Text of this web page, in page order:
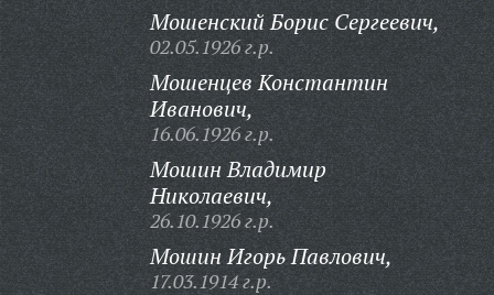
Мошенский Борис Сергеевич,
02.05.1926 г.р.
Мошенцев Константин
Иванович,
16.06.1926 г.р.
Мошин Владимир
Николаевич,
26.10.1926 г.р.
Мошин Игорь Павлович,
17.03.1914 г.р.